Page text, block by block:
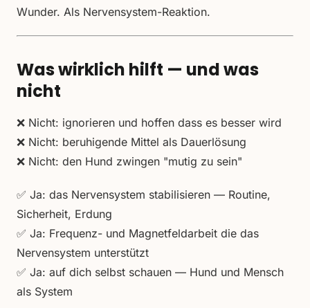
Wunder. Als Nervensystem-Reaktion.
Was wirklich hilft — und was
nicht
❌ Nicht: ignorieren und hoffen dass es besser wird
❌ Nicht: beruhigende Mittel als Dauerlösung
❌ Nicht: den Hund zwingen "mutig zu sein"
✅ Ja: das Nervensystem stabilisieren — Routine,
Sicherheit, Erdung
✅ Ja: Frequenz- und Magnetfeldarbeit die das
Nervensystem unterstützt
✅ Ja: auf dich selbst schauen — Hund und Mensch
als System